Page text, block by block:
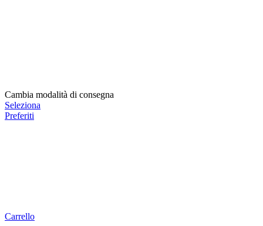
Cambia modalità di consegna
Seleziona
Preferiti
Carrello